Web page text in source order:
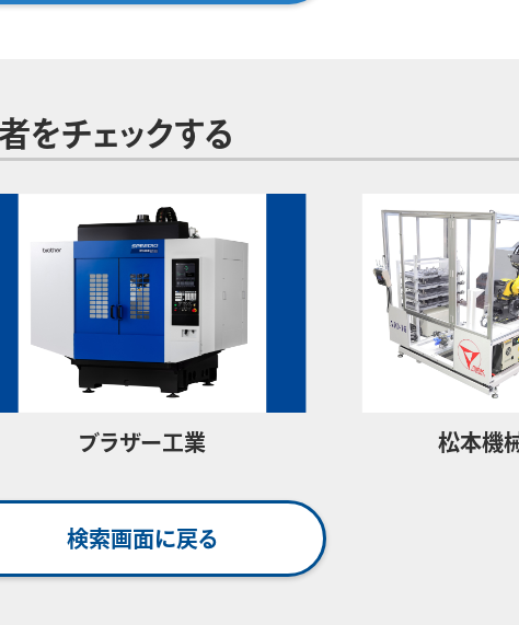
をチェックする
ブラザー工業 松本機
検索画面に戻る